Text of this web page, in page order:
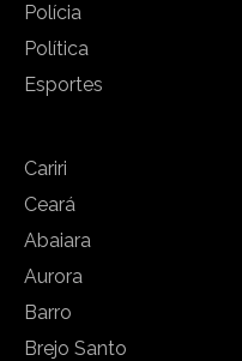
Polícia
Política
Esportes
Cariri
Ceará
Abaiara
Aurora
Barro
Brejo Santo